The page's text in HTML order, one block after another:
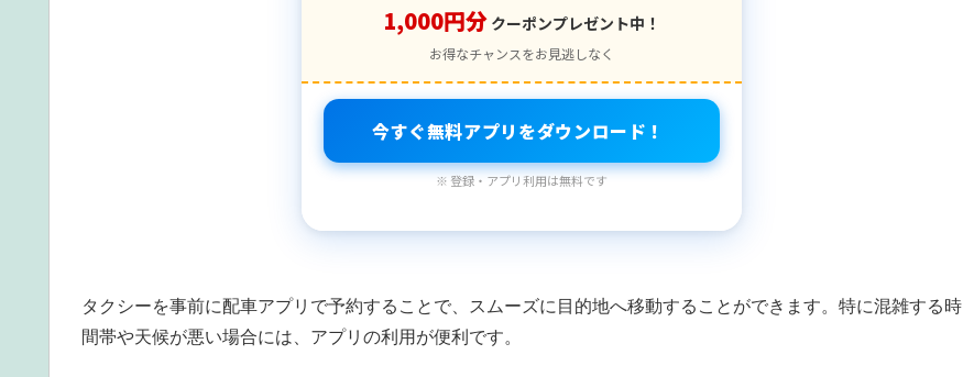
1,000円分 クーポンプレゼント中！
お得なチャンスをお見逃しなく
今すぐ無料アプリをダウンロード！
※ 登録・アプリ利用は無料です
タクシーを事前に配車アプリで予約することで、スムーズに目的地へ移動することができます。特に混雑する時
間帯や天候が悪い場合には、アプリの利用が便利です。